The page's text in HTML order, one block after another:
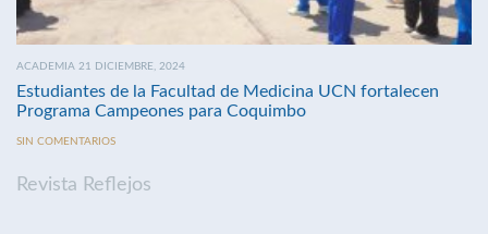
ACADEMIA 21 DICIEMBRE, 2024
Estudiantes de la Facultad de Medicina UCN fortalecen
Programa Campeones para Coquimbo
SIN COMENTARIOS
Revista Reflejos